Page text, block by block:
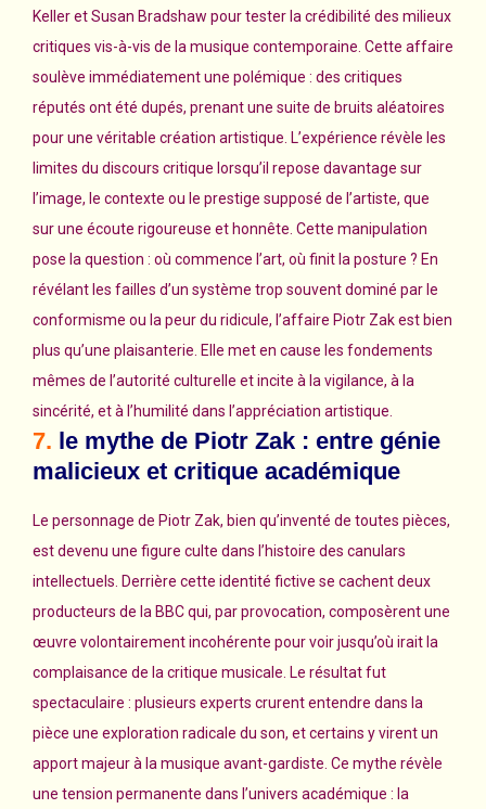
Keller et Susan Bradshaw pour tester la crédibilité des milieux
critiques vis-à-vis de la musique contemporaine. Cette affaire
soulève immédiatement une polémique : des critiques
réputés ont été dupés, prenant une suite de bruits aléatoires
pour une véritable création artistique. L’expérience révèle les
limites du discours critique lorsqu’il repose davantage sur
l’image, le contexte ou le prestige supposé de l’artiste, que
sur une écoute rigoureuse et honnête. Cette manipulation
pose la question : où commence l’art, où finit la posture ? En
révélant les failles d’un système trop souvent dominé par le
conformisme ou la peur du ridicule, l’affaire Piotr Zak est bien
plus qu’une plaisanterie. Elle met en cause les fondements
mêmes de l’autorité culturelle et incite à la vigilance, à la
sincérité, et à l’humilité dans l’appréciation artistique.
7. le mythe de Piotr Zak : entre génie
malicieux et critique académique
Le personnage de Piotr Zak, bien qu’inventé de toutes pièces,
est devenu une figure culte dans l’histoire des canulars
intellectuels. Derrière cette identité fictive se cachent deux
producteurs de la BBC qui, par provocation, composèrent une
œuvre volontairement incohérente pour voir jusqu’où irait la
complaisance de la critique musicale. Le résultat fut
spectaculaire : plusieurs experts crurent entendre dans la
pièce une exploration radicale du son, et certains y virent un
apport majeur à la musique avant-gardiste. Ce mythe révèle
une tension permanente dans l’univers académique : la